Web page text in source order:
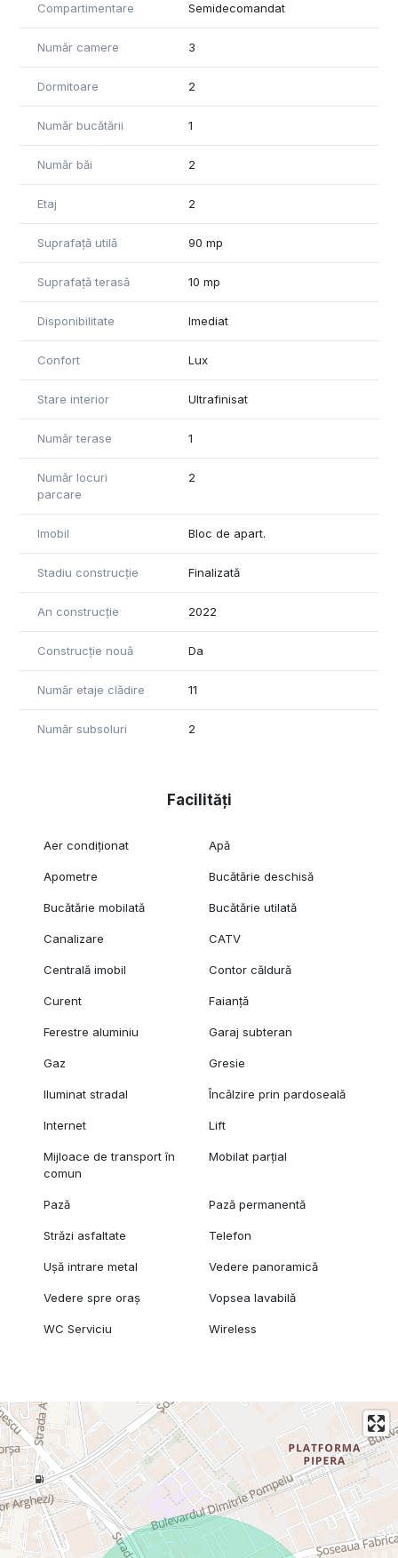
Siguranță: Bloc dotat cu 2 lifturi, supraveghere video și pază
permanentă.
Parcul Herăstrău și principalele hub-uri de business. Accesul
Pentru mai multe detalii, va stam la dispozitie.
Compartimentare Semidecomandat
Număr camere 3
Dormitoare 2
Număr bucătării 1
Număr băi 2
Etaj 2
Suprafață utilă 90 mp
Suprafață terasă 10 mp
Disponibilitate Imediat
Confort Lux
Stare interior Ultrafinisat
Număr terase 1
Număr locuri
parcare
2
Imobil Bloc de apart.
Stadiu construcție Finalizată
An construcție 2022
Construcție nouă Da
Număr etaje clădire 11
Număr subsoluri 2
Facilități
Aer condiționat Apă
Apometre Bucătărie deschisă
Bucătărie mobilată Bucătărie utilată
Canalizare CATV
Centrală imobil Contor căldură
Curent Faianță
Ferestre aluminiu Garaj subteran
Gaz Gresie
Iluminat stradal Încălzire prin pardoseală
Internet Lift
Mijloace de transport în
comun
Mobilat parțial
Pază Pază permanentă
Străzi asfaltate Telefon
Ușă intrare metal Vedere panoramică
Vedere spre oraș Vopsea lavabilă
WC Serviciu Wireless